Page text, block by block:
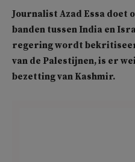
Journalist Azad Essa doet
banden tussen India en
regering wordt
van de Palestijnen, is er
bezetting van Kashmir.